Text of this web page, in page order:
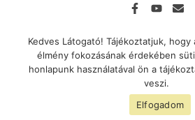
Telefon: +36 30 345
E-mail:
www.thetanap.hu @ Minden
Kedves Látogató! Tájékoztatjuk, hogy
élmény fokozásának érdekében
honlapunk használatával ön a
veszi.
Elfogadom